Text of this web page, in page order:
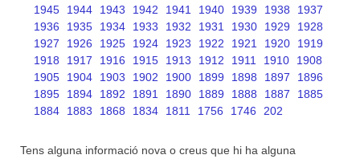
1945
1944 1943 1942 1941 1940 1939 1938
1937
1936
1935 1934 1933 1932 1931 1930 1929
1928
1927
1926 1925 1924 1923 1922 1921 1920
1919
1918
1917 1916 1915 1913 1912 1911 1910
1908
1905
1904 1903 1902 1900 1899 1898 1897
1896
1895
1894 1892 1891 1890 1889 1888 1887
1885
1884
1883 1868 1834 1811 1756 1746 202
Tens alguna informació nova o creus que hi ha alguna